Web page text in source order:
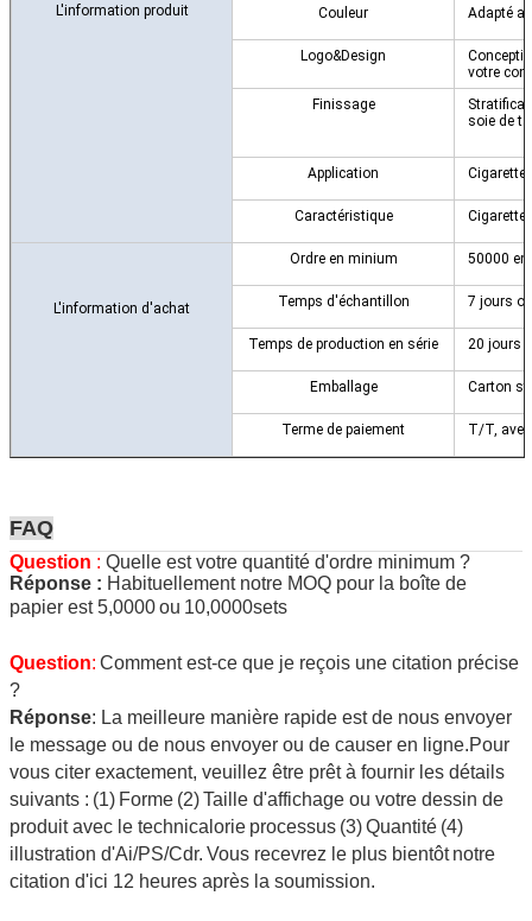
L'information produit Couleur Adapté
Logo&Design
votre
Finissage
soie de
Application
Caractéristique Cigarette
L'information d'achat
Ordre en minium 50000
Temps d'échantillon 7 jours
Temps de production en série 20 jours
Emballage Carton
Terme de paiement T/T,
FAQ
Question : Quelle est votre quantité d'ordre minimum ?
Réponse : Habituellement notre MOQ pour la boîte de
papier est 5,0000ou 10,0000sets
Question: Comment est-ce que je reçois une citation précise
?
Réponse: La meilleure manière rapide est de nous envoyer
le message ou de nous envoyer ou de causer en ligne.Pour
vous citer exactement, veuillez être prêt à fournir les détails
suivants : (1) Forme (2)Taille d'affichage ou votre dessin de
produit avec le technicalorie processus (3)Quantité (4)
illustration d'Ai/PS/Cdr. Vous recevrez le plus bientôt notre
citation d'ici 12 heures après la soumission.